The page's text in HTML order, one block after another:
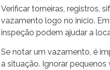
Verificar torneiras, registros,
vazamento logo no início.
inspeção podem ajudar a
Se notar um vazamento, é
a situação. Ignorar